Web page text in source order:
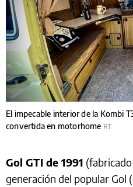
El impecable interior de la Kombi
convertida en motorhome RT
Gol GTI de 1991
generación del popular Gol